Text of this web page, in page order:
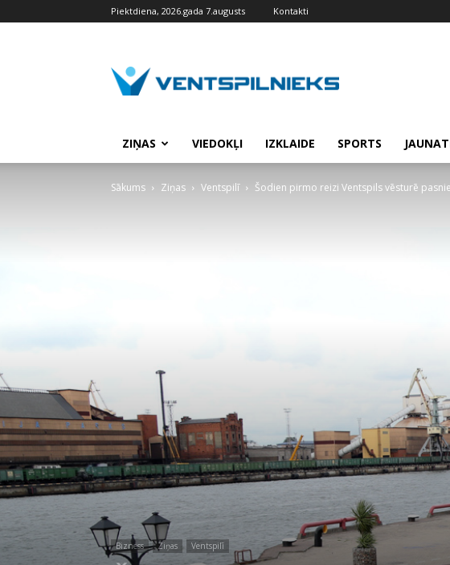
Piektdiena, 2026.gada 7.augusts Kontakti
ZIŅAS VIEDOKĻI IZKLAIDE SPORTS
Sākums Ziņas Ventspilī Šodien pirmo reizi Ventspils vēsturē
Bizness Ziņas Ventspilī